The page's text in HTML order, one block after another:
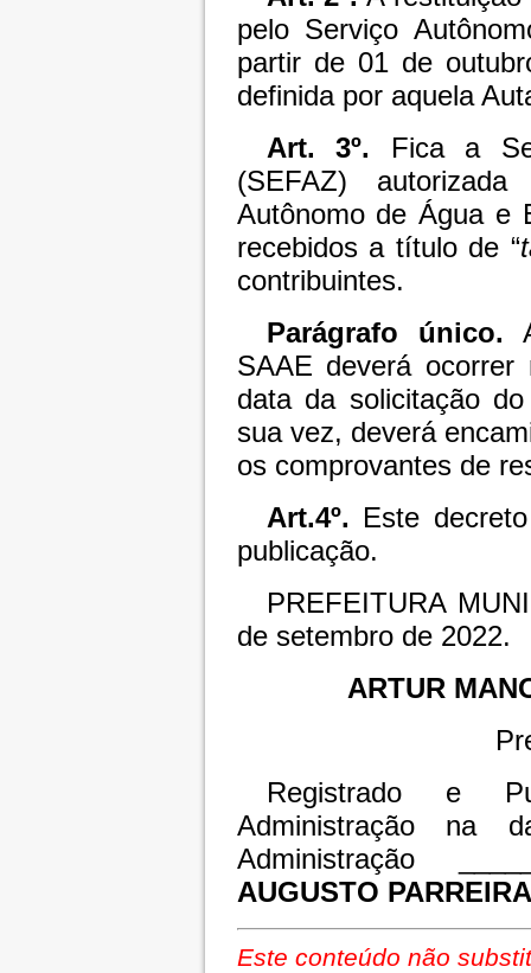
pelo Serviço
partir de 01 de
definida por aquela
Art. 3º. Fica a
(SEFAZ)
Autônomo de Água e
recebidos a título de “
contribuintes.
Parágrafo único.
SAAE deverá
data da solicitação
sua vez, deverá
os comprovantes de
Art.4º. Este
publicação.
PREFEITURA
de setembro de 2022.
ARTUR
Registrado e
Administração na
Administração
AUGUSTO
Este conteúdo não